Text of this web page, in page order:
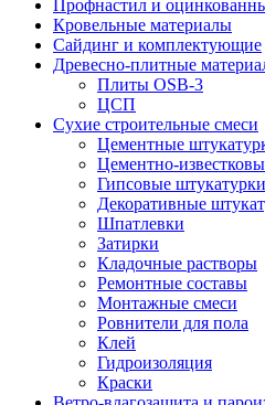
Профнастил и
Кровельные материалы
Сайдинг и комплектующие
Древесно-плитные
Плиты OSB-3
ЦСП
Сухие строительные смеси
Цементные
Цементно-
Гипсовые штукатурки
Декоративные
Шпатлевки
Затирки
Кладочные растворы
Ремонтные составы
Монтажные смеси
Ровнители для пола
Клей
Гидроизоляция
Краски